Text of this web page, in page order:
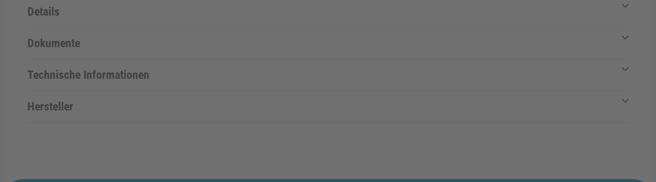
Details
Dokumente
Technische Informationen
Hersteller